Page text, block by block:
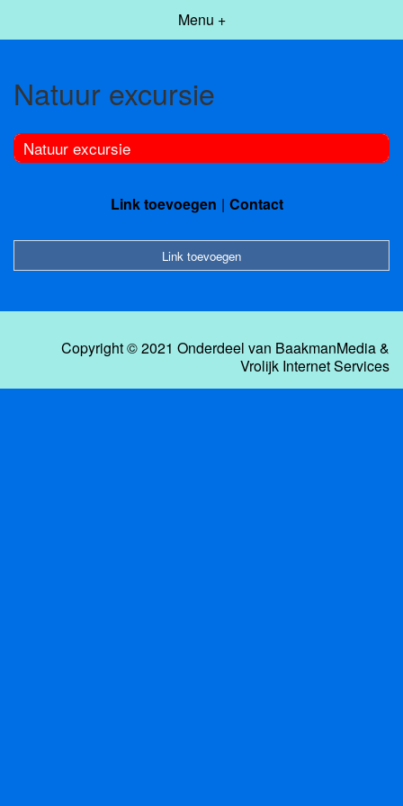
Menu +
Natuur excursie
Natuur excursie
Link toevoegen Contact
Link toevoegen
Copyright © 2021 Onderdeel van BaakmanMedia&
Vrolijk Internet Services